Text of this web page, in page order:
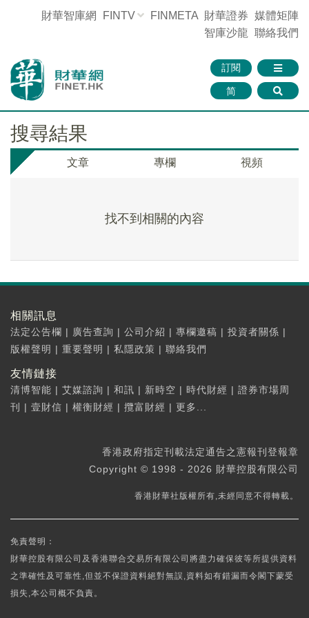
財華智庫網 FINTV FINMETA 財華證券 媒體矩陣
智庫沙龍 聯絡我們
訂閱
简
搜尋結果
文章 專欄 視頻
找不到相關的內容
相關訊息
法定公告欄 | 廣告查詢 | 公司介紹 | 專欄邀稿 | 投資者關係 |
版權聲明 | 重要聲明 | 私隱政策 | 聯絡我們
友情鏈接
清博智能 | 艾媒諮詢 | 和訊 | 新時空 | 時代財經 | 證券市場周
刊
| 壹財信 | 權衡財經 | 攬富財經 | 更多...
香港政府指定刊載法定通告之憲報刊登報章
Copyright © 1998 - 2026 財華控股有限公司
香港財華社版權所有,未經同意不得轉載。
免責聲明：
財華控股有限公司及香港聯合交易所有限公司將盡力確保彼等所提供資料
之準確性及可靠性,但並不保證資料絕對無誤,資料如有錯漏而令閣下蒙受
損失,本公司概不負責。